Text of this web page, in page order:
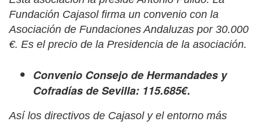
Fundación Cajasol firma un convenio con la
Asociación de Fundaciones Andaluzas por 30.000
€. Es el precio de la Presidencia de la asociación.
Convenio Consejo de Hermandades y
Cofradías de Sevilla: 115.685€.
Así los directivos de Cajasol y el entorno más